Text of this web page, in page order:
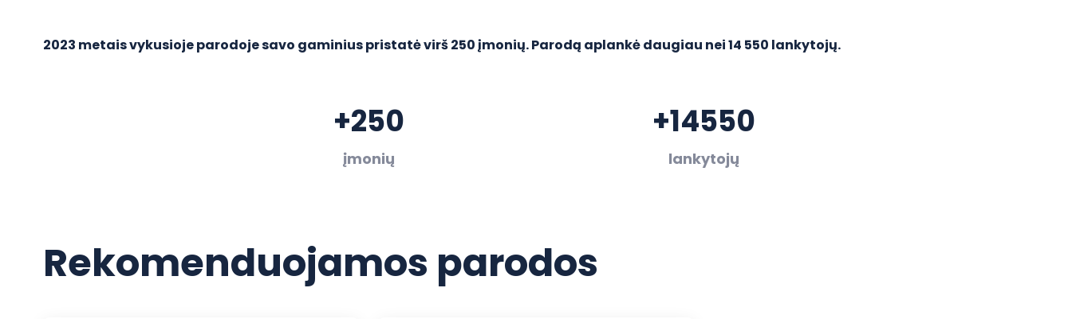
2023 metais vykusioje parodoje savo gaminius pristatė virš 250 įmonių. Parodą aplankė daugiau nei 14 550 lankytojų.
+250
įmonių
+14550
lankytojų
Rekomenduojamos parodos